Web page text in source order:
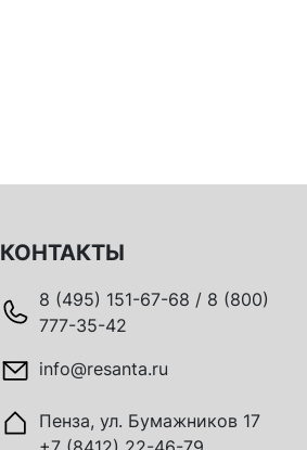
КОНТАКТЫ
8 (495) 151-67-68 / 8 (800)
777-35-42
info@resanta.ru
Пенза, ул. Бумажников 17